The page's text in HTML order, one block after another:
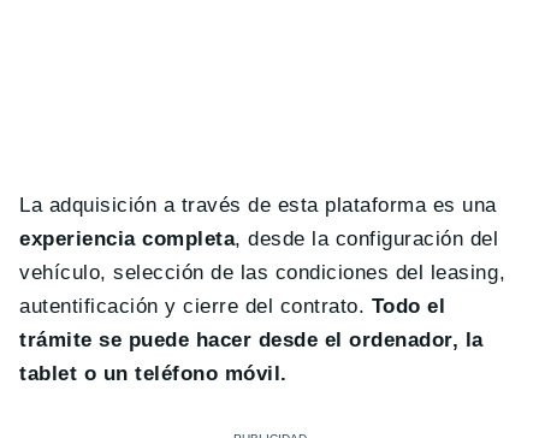
La adquisición a través de esta plataforma es una
experiencia completa, desde la configuración del
vehículo, selección de las condiciones del leasing,
autentificación y cierre del contrato. Todo el
trámite se puede hacer desde el ordenador, la
tablet o un teléfono móvil.